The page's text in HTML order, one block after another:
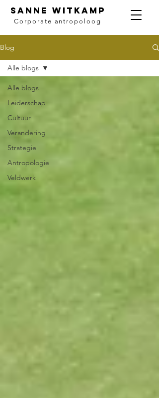
SANNE WITKAMP
Corporate antropoloog
Blog
Alle blogs
Leiderschap
Cultuur
Verandering
Strategie
Antropologie
Veldwerk
Alle blogs